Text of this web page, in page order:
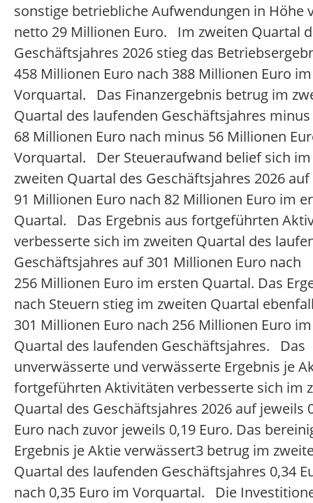
sonstige betriebliche Aufwendungen in Höhe
netto 29 Millionen Euro. Im zweiten Quartal
Geschäftsjahres 2026 stieg das
458 Millionen Euro nach 388 Millionen Euro im
Vorquartal. Das Finanzergebnis betrug im
Quartal des laufenden Geschäftsjahres minus
68 Millionen Euro nach minus 56 Millionen
Vorquartal. Der Steueraufwand belief sich im
zweiten Quartal des Geschäftsjahres 2026 auf
91 Millionen Euro nach 82 Millionen Euro im
Quartal. Das Ergebnis aus fortgeführten
verbesserte sich im zweiten Quartal des
Geschäftsjahres auf 301 Millionen Euro nach
256 Millionen Euro im ersten Quartal. Das
nach Steuern stieg im zweiten Quartal
301 Millionen Euro nach 256 Millionen Euro
Quartal des laufenden Geschäftsjahres. Das
unverwässerte und verwässerte Ergebnis je
fortgeführten Aktivitäten verbesserte sich im
Quartal des Geschäftsjahres 2026 auf jeweils
Euro nach zuvor jeweils 0,19 Euro. Das
Ergebnis je Aktie verwässert3 betrug im
Quartal des laufenden Geschäftsjahres 0,34
nach 0,35 Euro im Vorquartal. Die